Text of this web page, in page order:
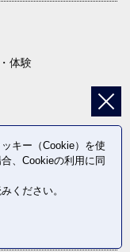
体験
キー（Cookie）を使
、Cookieの利用に同
ください。